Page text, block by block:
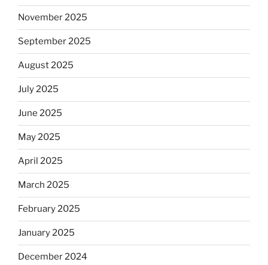
November 2025
September 2025
August 2025
July 2025
June 2025
May 2025
April 2025
March 2025
February 2025
January 2025
December 2024